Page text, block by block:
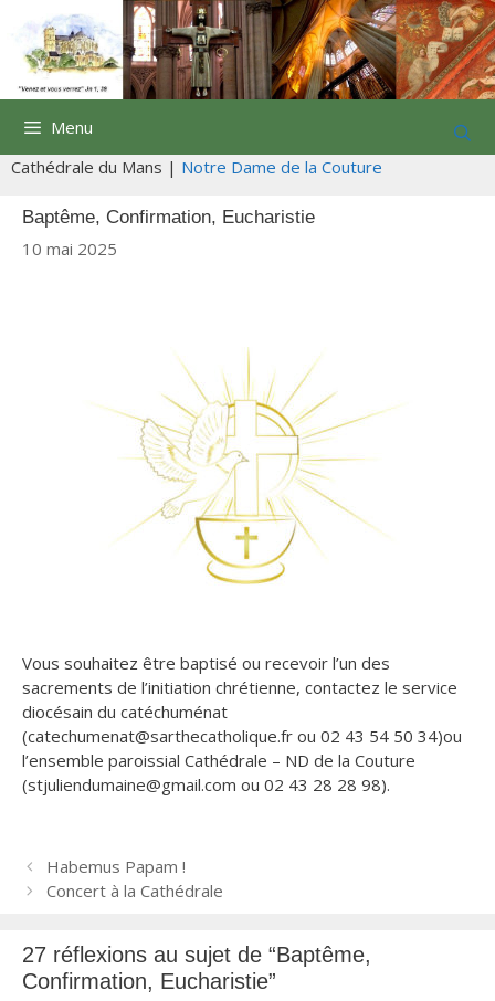
contenu
Menu
Cathédrale du Mans | Notre Dame de la Couture
Baptême, Confirmation, Eucharistie
10 mai 2025
Vous souhaitez être baptisé ou recevoir l’un des
sacrements de l’initiation chrétienne, contactez le service
diocésain du catéchuménat
(catechumenat@sarthecatholique.fr ou 02 43 54 50 34)ou
l’ensemble paroissial Cathédrale – ND de la Couture
(stjuliendumaine@gmail.com ou 02 43 28 28 98).
N
a
g
a
Habemus Papam !
Concert à la Cathédrale
27 réflexions au sujet de “Baptême,
Confirmation, Eucharistie”